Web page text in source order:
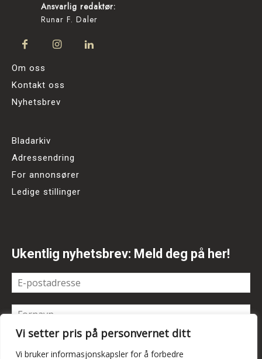
Vi setter pris på personvernet ditt
Vi bruker informasjonskapsler for å forbedre
Ansvarlig redaktør:
Runar F. Daler
Om oss
Kontakt oss
Nyhetsbrev
Bladarkiv
Adressendring
For annonsører
Ledige stillinger
Ukentlig nyhetsbrev: Meld deg på her!